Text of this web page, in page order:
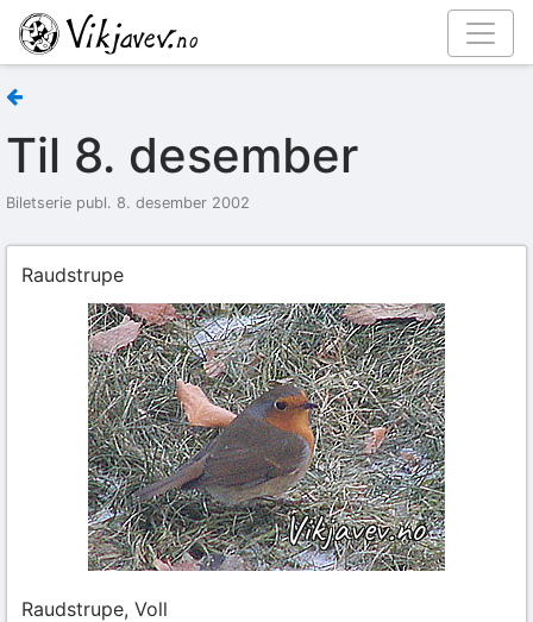
Til 8. desember
Biletserie publ. 8. desember 2002
Raudstrupe
Raudstrupe, Voll